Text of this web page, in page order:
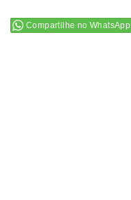
Compartilhe no WhatsApp